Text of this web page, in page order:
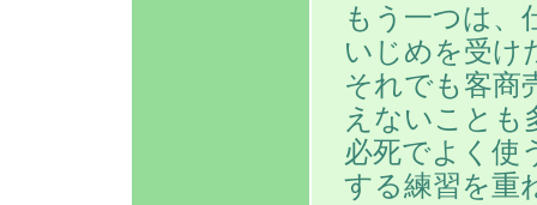
もう一つは、
いじめを受け
それでも客商
えないことも
必死でよく使
する練習を重